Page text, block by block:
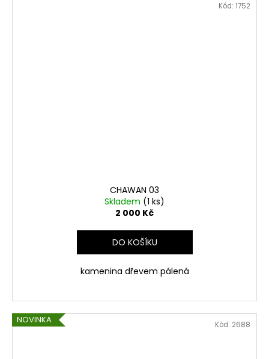
CHAWAN 03
Skladem (1 ks)
2 000 Kč
DO KOŠÍKU
kamenina dřevem pálená
Kód: 1752
NOVINKA Kód: 2688